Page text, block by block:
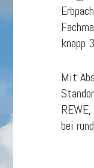
knapp
Mit
bei